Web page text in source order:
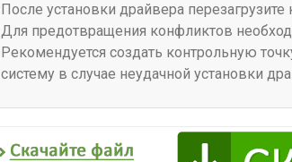
После установки драйвера
Для предотвращения конфликтов
Рекомендуется создать контрольную
систему в случае неудачной установки